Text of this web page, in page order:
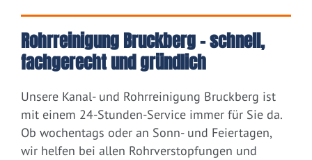
Rohrreinigung Bruckberg – schnell,
fachgerecht und gründlich
Unsere Kanal- und Rohrreinigung Bruckberg ist
mit einem 24-Stunden-Service immer für Sie da.
Ob wochentags oder an Sonn- und Feiertagen,
wir helfen bei allen Rohrverstopfungen und